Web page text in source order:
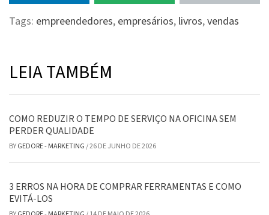
Tags: empreendedores, empresários, livros,vendas
LEIA TAMBÉM
COMO REDUZIR O TEMPO DE SERVIÇO NA OFICINA SEM
PERDER QUALIDADE
BYGEDORE - MARKETING/26 DE JUNHO DE 2026
3 ERROS NA HORA DE COMPRAR FERRAMENTAS E COMO
EVITÁ-LOS